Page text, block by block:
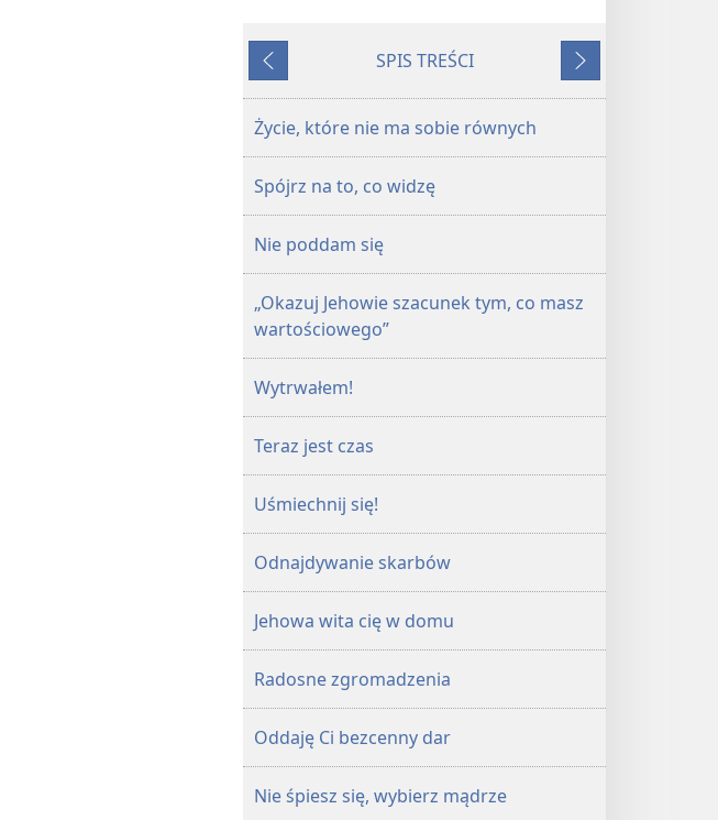
Piosenki
Wstecz
SPIS TREŚCI
Dalej
Życie, które nie ma sobie równych
Spójrz na to, co widzę
Nie poddam się
„Okazuj Jehowie szacunek tym, co masz
wartościowego”
Wytrwałem!
Teraz jest czas
Uśmiechnij się!
Odnajdywanie skarbów
Jehowa wita cię w domu
Radosne zgromadzenia
Oddaję Ci bezcenny dar
Nie śpiesz się, wybierz mądrze